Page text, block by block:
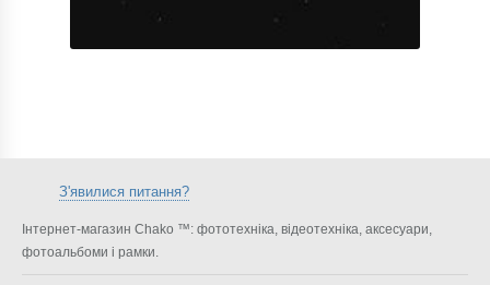
З'явилися питання?
Інтернет-магазин Chako ™: фототехніка, відеотехніка, аксесуари,
фотоальбоми і рамки.